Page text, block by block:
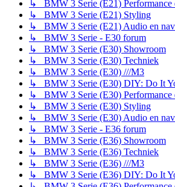
↳ BMW 3 Serie (E21) Performance
↳ BMW 3 Serie (E21) Styling
↳ BMW 3 Serie (E21) Audio en
↳ BMW 3 Serie - E30 forum
↳ BMW 3 Serie (E30) Showroom
↳ BMW 3 Serie (E30) Techniek
↳ BMW 3 Serie (E30) ///M3
↳ BMW 3 Serie (E30) DIY: Do It
↳ BMW 3 Serie (E30) Performance
↳ BMW 3 Serie (E30) Styling
↳ BMW 3 Serie (E30) Audio en
↳ BMW 3 Serie - E36 forum
↳ BMW 3 Serie (E36) Showroom
↳ BMW 3 Serie (E36) Techniek
↳ BMW 3 Serie (E36) ///M3
↳ BMW 3 Serie (E36) DIY: Do It